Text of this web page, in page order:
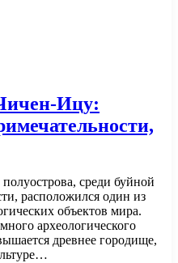
Ицу:
среди буйной
расположился один из
объектов мира.
археологического
древнее городище,